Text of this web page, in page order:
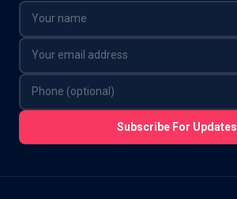
Subscribe For Updates